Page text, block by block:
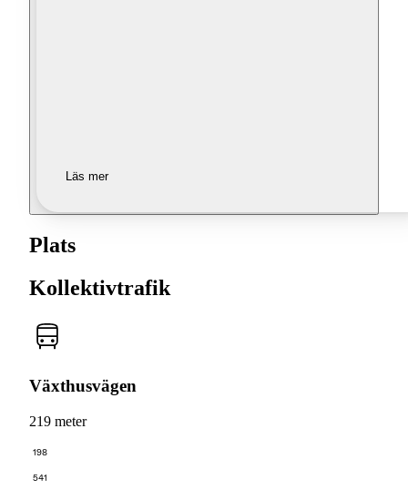
Läs mer
Plats
Kollektivtrafik
Växthusvägen
219 meter
198
541